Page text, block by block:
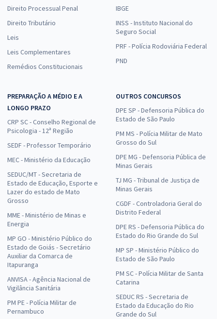
Direito Processual Penal
Direito Tributário
Leis
Leis Complementares
Remédios Constitucionais
IBGE
INSS - Instituto Nacional do
Seguro Social
PRF - Polícia Rodoviária Federal
PND
PREPARAÇÃO A MÉDIO E A
LONGO PRAZO
CRP SC - Conselho Regional de
Psicologia - 12ª Região
SEDF - Professor Temporário
MEC - Ministério da Educação
SEDUC/MT - Secretaria de
Estado de Educação, Esporte e
Lazer do estado de Mato
Grosso
MME - Ministério de Minas e
Energia
MP GO - Ministério Público do
Estado de Goiás - Secretário
Auxiliar da Comarca de
Itapuranga
ANVISA - Agência Nacional de
Vigilância Sanitária
PM PE - Polícia Militar de
Pernambuco
OUTROS CONCURSOS
DPE SP - Defensoria Pública do
Estado de São Paulo
PM MS - Polícia Militar de Mato
Grosso do Sul
DPE MG - Defensoria Pública de
Minas Gerais
TJ MG - Tribunal de Justiça de
Minas Gerais
CGDF - Controladoria Geral do
Distrito Federal
DPE RS - Defensoria Pública do
Estado do Rio Grande do Sul
MP SP - Ministério Público do
Estado de São Paulo
PM SC - Polícia Militar de Santa
Catarina
SEDUC RS - Secretaria de
Estado da Educação do Rio
Grande do Sul